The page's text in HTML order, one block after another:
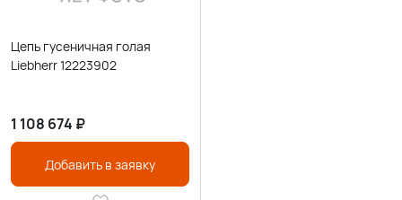
Цепь гусеничная голая
Liebherr 12223902
1 108 674 ₽
Добавить в заявку